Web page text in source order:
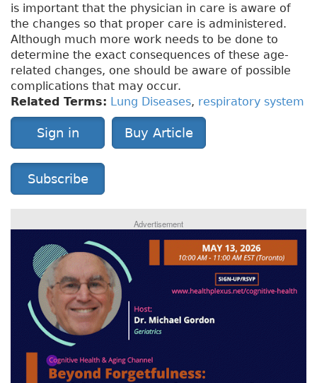
is important that the physician in care is aware of
the changes so that proper care is administered.
Although much more work needs to be done to
determine the exact consequences of these age-
related changes, one should be aware of possible
complications that may occur.
Related Terms: Lung Diseases, respiratory system
Sign in Buy Article
Subscribe
Advertisement